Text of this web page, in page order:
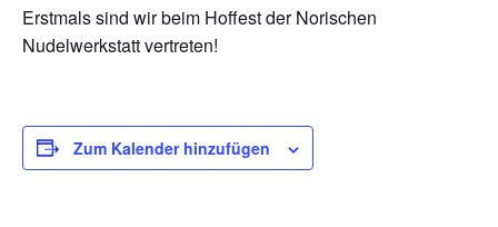
Erstmals sind wir beim Hoffest der Norischen
Nudelwerkstatt vertreten!
Zum Kalender hinzufügen